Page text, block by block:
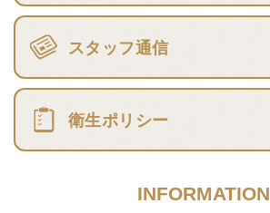
スタッフ通信
衛生ポリシー
INFORMATION